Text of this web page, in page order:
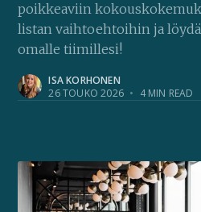
poikkeaviin
listan vaihtoehtoihin ja
omalle tiimillesi!
ISA KORHONEN
26 TOUKO 2026 • 4 MIN READ